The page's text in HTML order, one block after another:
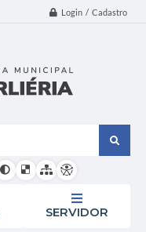
Login / Cadastro
SERVIDOR